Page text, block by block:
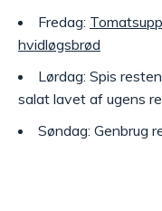
Fredag:
hvidløgsbrød
Lørdag: Spis
salat lavet af ugens
Søndag: Genbrug